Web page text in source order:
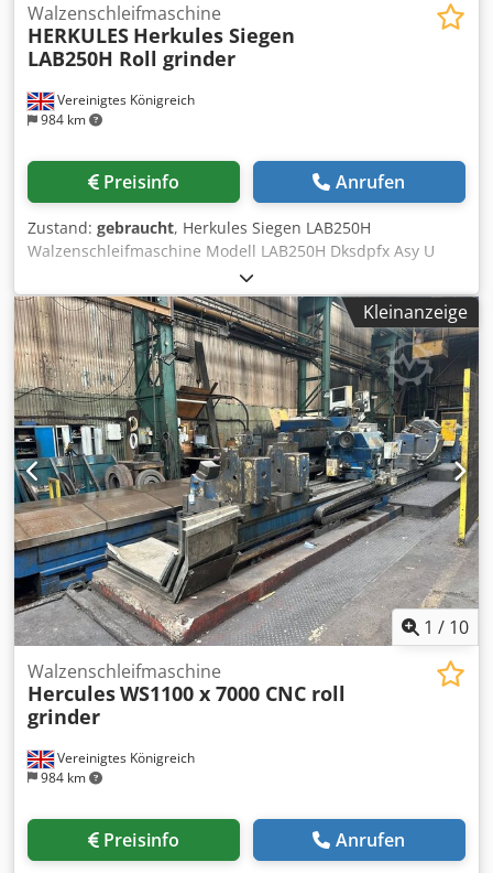
Vereinigtes Königreich
984 km
Walzenschleifmaschine
HERKULES Herkules Siegen
LAB250H Roll grinder
Preisinfo Anrufen
Zustand: gebraucht, Herkules Siegen LAB250H
Walzenschleifmaschine Modell LAB250H Dksdpfx Asy U
Hdfocqjr Tragfähigkeit 20 Tonnen Einzelkopf 1000 mm
Planscheibendurchmesser 6500 mm Spitzenweite 900 mm
Spannfutter Elektrischer Reitstock SpänefördererKleinanzeige
1 / 10
Vereinigtes Königreich
984 km
Walzenschleifmaschine
HerculesWS1100 x 7000 CNC roll
grinder
Preisinfo Anrufen